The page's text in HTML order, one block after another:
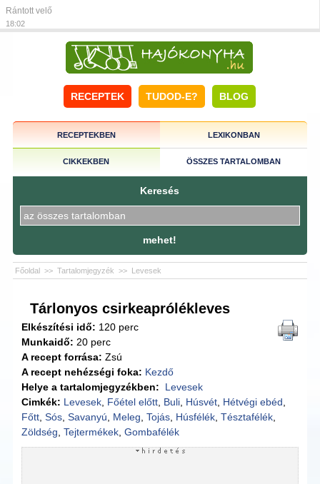
Rántott velő
18:02
RECEPTEK TUDOD-E? BLOG
RECEPTEKBEN LEXIKONBAN
CIKKEKBEN ÖSSZES TARTALOMBAN
Keresés
mehet!
Főoldal >> Tartalomjegyzék >> Levesek
Tárlonyos csirkeaprólékleves
Elkészítési idő: 120 perc
Munkaidő: 20 perc
A recept forrása: Zsú
A recept nehézségi foka: Kezdő
Helye a tartalomjegyzékben:
Levesek
Cimkék: Levesek Főétel előtt Buli Húsvét Hétvégi ebéd
Főtt ,Sós ,Savanyú Meleg ,Tojás Húsfélék ,Tésztafélék
Zöldség ,Tejtermékek ,Gombafélék